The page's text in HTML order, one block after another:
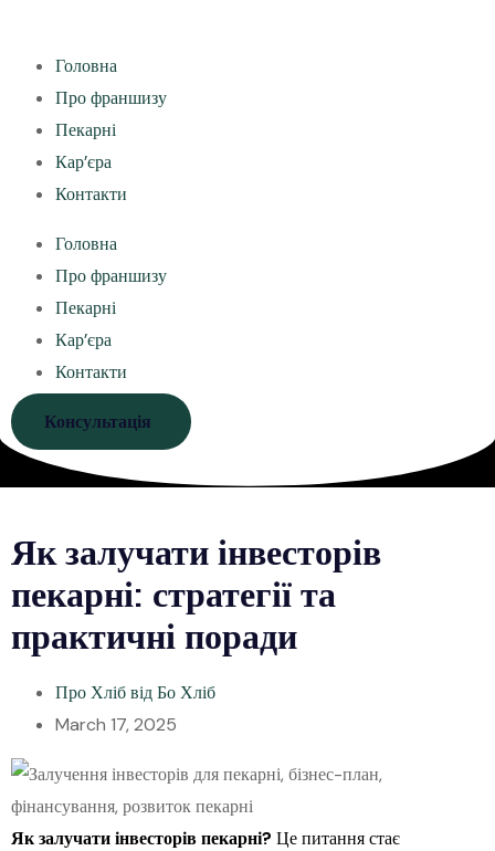
Головна
Про франшизу
Пекарні
Кар’єра
Контакти
Головна
Про франшизу
Пекарні
Кар’єра
Контакти
Консультація
Як залучати інвесторів
пекарні: стратегії та
практичні поради
Про Хліб від Бо Хліб
March 17, 2025
Як залучати інвесторів пекарні? Це питання стає